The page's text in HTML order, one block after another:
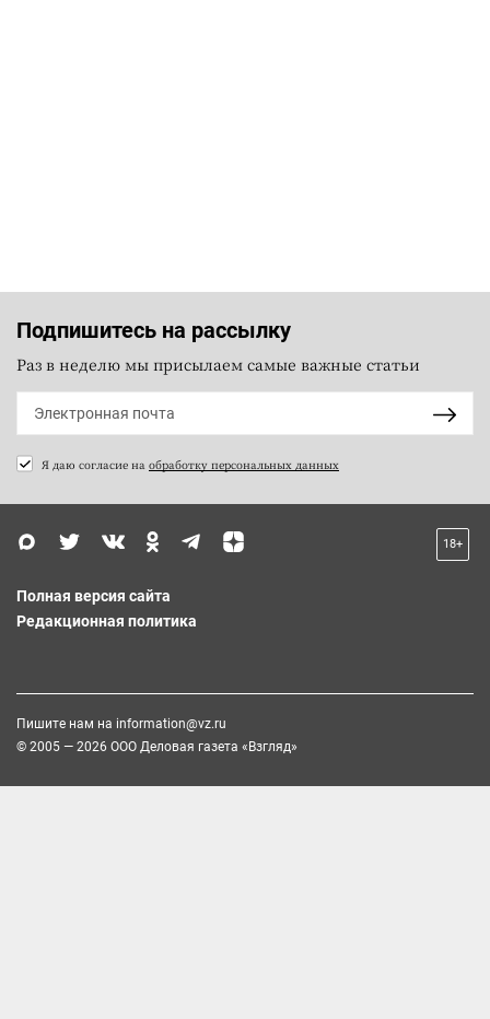
Подпишитесь на рассылку
Раз в неделю мы присылаем самые важные статьи
Я даю согласие на обработку персональных данных
18+
Полная версия сайта
Редакционная политика
Пишите нам на information@vz.ru
© 2005 — 2026 ООО Деловая газета «Взгляд»